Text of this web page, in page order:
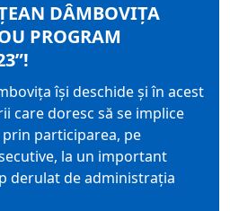
DÂMBOVIȚA
PROGRAM
își deschide și în acest
care doresc să se implice
participarea, pe
la un important
derulat de administrația